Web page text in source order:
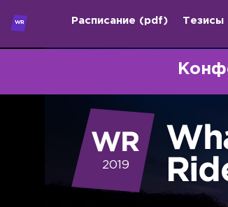
Расписание (pdf) Тезисы
2019